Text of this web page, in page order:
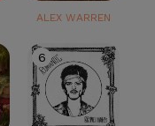
ALEX WARREN
6